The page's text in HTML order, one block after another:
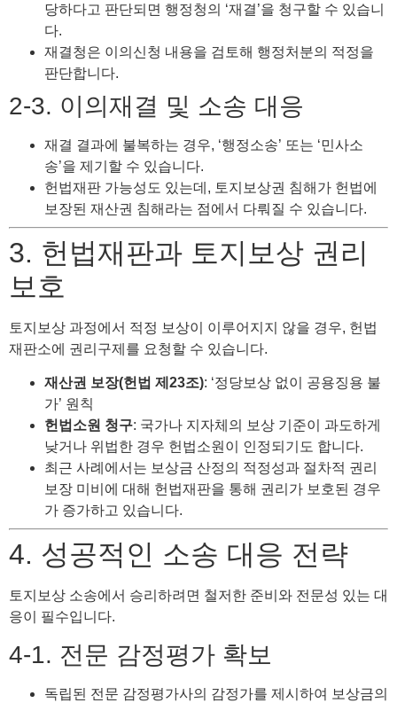
당하다고 판단되면 행정청의 ‘재결’을 청구할 수 있습니
다.
재결청은 이의신청 내용을 검토해 행정처분의 적정을
판단합니다.
2-3. 이의재결 및 소송 대응
재결 결과에 불복하는 경우, ‘행정소송’ 또는 ‘민사소
송’을 제기할 수 있습니다.
헌법재판 가능성도 있는데, 토지보상권 침해가 헌법에
보장된 재산권 침해라는 점에서 다뤄질 수 있습니다.
3. 헌법재판과 토지보상 권리
보호
토지보상 과정에서 적정 보상이 이루어지지 않을 경우, 헌법
재판소에 권리구제를 요청할 수 있습니다.
재산권 보장(헌법 제23조): ‘정당보상 없이 공용징용 불
가’ 원칙
헌법소원 청구: 국가나 지자체의 보상 기준이 과도하게
낮거나 위법한 경우 헌법소원이 인정되기도 합니다.
최근 사례에서는 보상금 산정의 적정성과 절차적 권리
보장 미비에 대해 헌법재판을 통해 권리가 보호된 경우
가 증가하고 있습니다.
4. 성공적인 소송 대응 전략
토지보상 소송에서 승리하려면 철저한 준비와 전문성 있는 대
응이 필수입니다.
4-1. 전문 감정평가 확보
독립된 전문 감정평가사의 감정가를 제시하여 보상금의